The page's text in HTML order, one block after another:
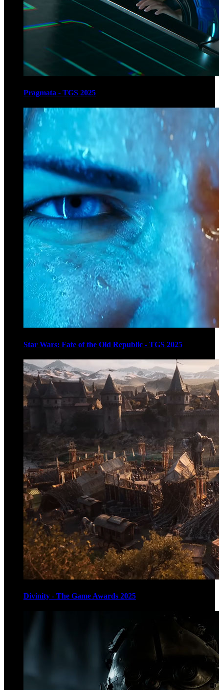
Pragmata - TGS 2025
Star Wars: Fate of the Old Republic - TGS 2025
Divinity - The Game Awards 2025